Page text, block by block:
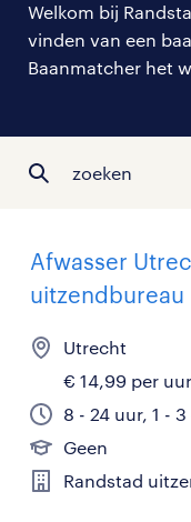
Welkom bij
vinden van een
Baanmatcher het
zoeken
Afwasser
uitzendbureau
Utrecht
€ 14,99 per uur
8 - 24 uur, 1 -
Geen
Randstad